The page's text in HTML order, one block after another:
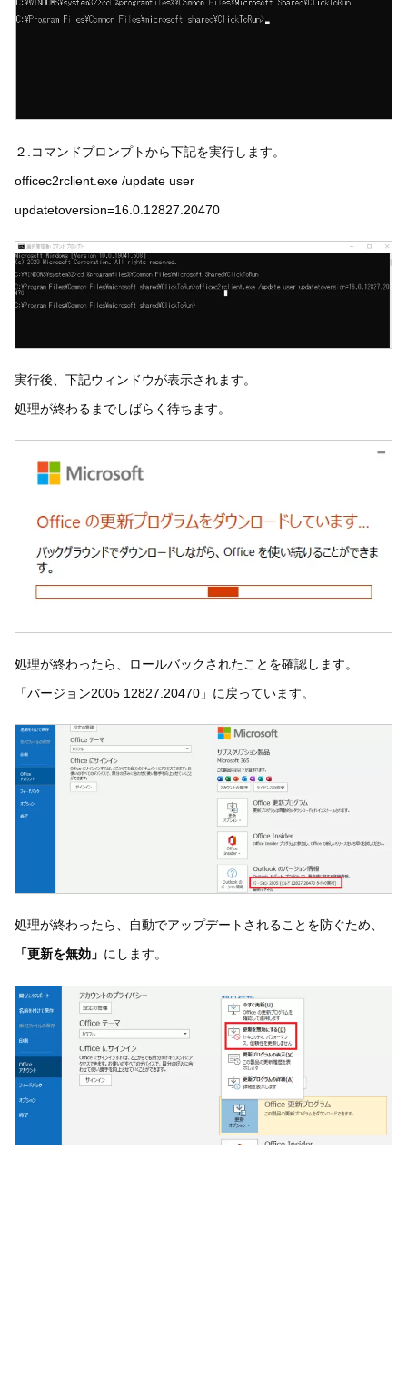
２.コマンドプロンプトから下記を実行します。
officec2rclient.exe /update user
updatetoversion=16.0.12827.20470
実行後、下記ウィンドウが表示されます。
処理が終わるまでしばらく待ちます。
処理が終わったら、ロールバックされたことを確認します。
「バージョン2005 12827.20470」に戻っています。
処理が終わったら、自動でアップデートされることを防ぐため、
「更新を無効」 にします。